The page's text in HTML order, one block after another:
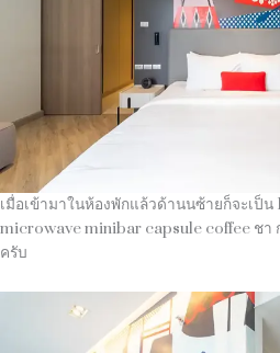
เมื่อเข้ามาในห้องพักแล้วด้านนซ้ายก็จะเป็
microwave minibar capsule coffee ชา
ครับ